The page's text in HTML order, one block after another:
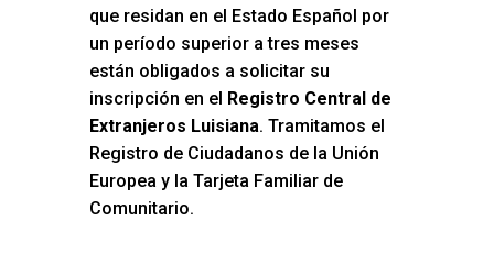
que residan en el Estado Español por
un período superior a tres meses
están obligados a solicitar su
inscripción en el Registro Central de
Extranjeros Luisiana. Tramitamos el
Registro de Ciudadanos de la Unión
Europea y la Tarjeta Familiar de
Comunitario.